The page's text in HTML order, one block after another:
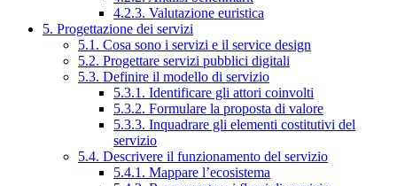
4.2.3. Valutazione euristica
5. Progettazione dei servizi
5.1. Cosa sono i servizi e il service design
5.2. Progettare servizi pubblici digitali
5.3. Definire il modello di servizio
5.3.1. Identificare gli attori coinvolti
5.3.2. Formulare la proposta di valore
5.3.3. Inquadrare gli elementi costitutivi del
servizio
5.4. Descrivere il funzionamento del servizio
5.4.1. Mappare l’ecosistema